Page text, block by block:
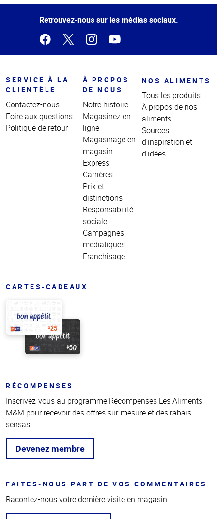
de la
Retrouvez-nous sur les médias sociaux.
SERVICE À LA
CLIENTÈLE
Contactez-nous
Foire aux questions
Politique de retour
À PROPOS
DE NOUS
Notre histoire
Magasinez en
ligne
Magasinage en
magasin
Express
Carrières
Prix et
distinctions
Responsabilité
sociale
Campagnes
médiatiques
Franchisage
NOS ALIMENTS
Tous les produits
À propos de nos
aliments
Sources
d'inspiration et
d'idées
CARTES-CADEAUX
RÉCOMPENSES
Inscrivez-vous au programme Récompenses Les Aliments
M&M pour recevoir des offres sur-mesure et des rabais
sensas.
Devenez membre
FAITES-NOUS PART DE VOS COMMENTAIRES
Racontez-nous votre dernière visite en magasin.